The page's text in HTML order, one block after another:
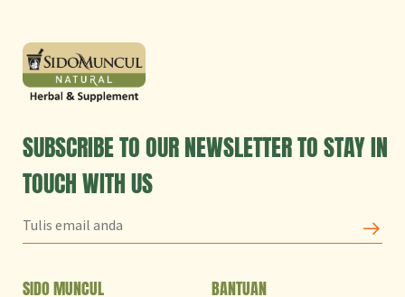
SUBSCRIBE TO OUR NEWSLETTER TO STAY IN
TOUCH WITH US
SIDO MUNCUL BANTUAN